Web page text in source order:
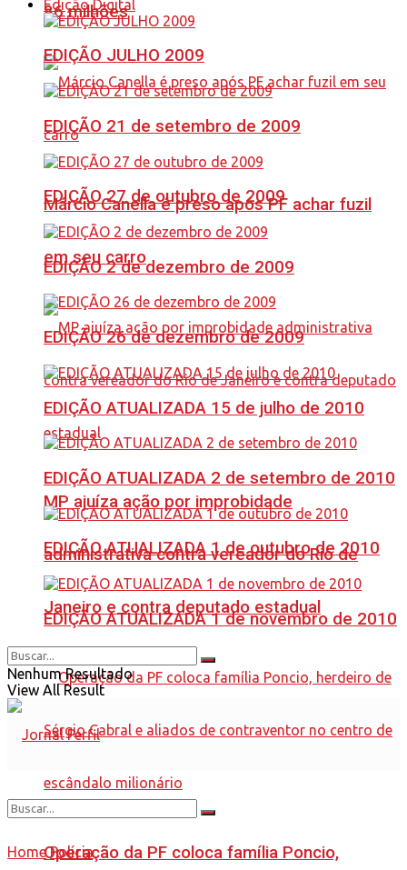
86 milhões
Márcio Canella é preso após PF achar fuzil
em seu carro
MP ajuíza ação por improbidade
administrativa contra vereador do Rio de
Janeiro e contra deputado estadual
Operação da PF coloca família Poncio,
Edição Digital
EDIÇÃO JULHO 2009
EDIÇÃO 21 de setembro de 2009
EDIÇÃO 27 de outubro de 2009
EDIÇÃO 2 de dezembro de 2009
EDIÇÃO 26 de dezembro de 2009
EDIÇÃO ATUALIZADA 15 de julho de 2010
EDIÇÃO ATUALIZADA 2 de setembro de 2010
EDIÇÃO ATUALIZADA 1 de outubro de 2010
EDIÇÃO ATUALIZADA 1 de novembro de 2010
Nenhum Resultado
View All Result
Home Polícia